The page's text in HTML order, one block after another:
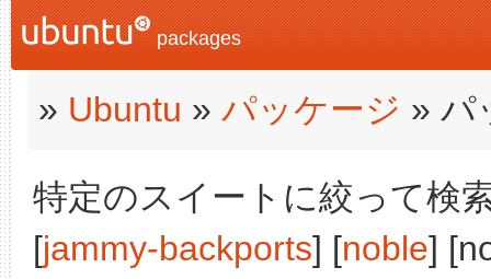
packages
» Ubuntu » パッケージ » パ
特定のスイートに絞って検
[jammy-backports] [noble]